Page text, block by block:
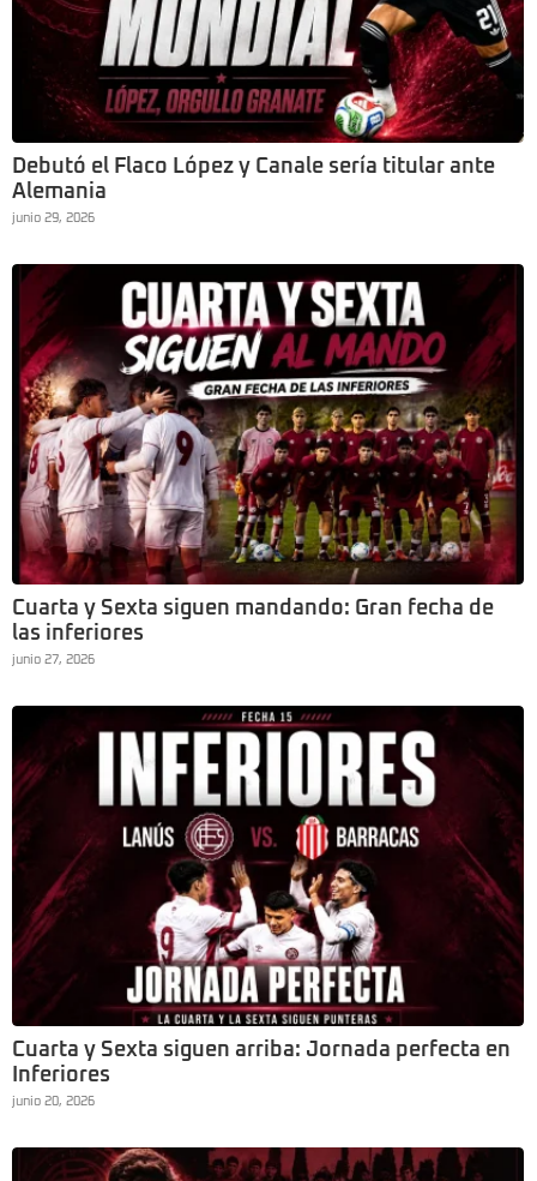
Debutó el Flaco López y Canale sería titular ante
Alemania
junio 29, 2026
Cuarta y Sexta siguen mandando: Gran fecha de
las inferiores
junio 27, 2026
Cuarta y Sexta siguen arriba: Jornada perfecta en
Inferiores
junio 20, 2026